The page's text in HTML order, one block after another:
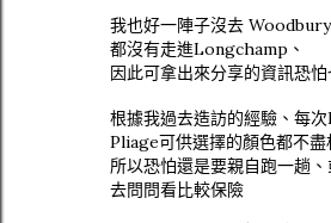
我也好一陣子沒去
都沒有走進Longchamp、
因此可拿出來分享的資訊恐
根據我過去造訪的經驗、每
Pliage可供選擇的顏色都不盡
所以恐怕還是要親自跑一趟
去問問看比較保險